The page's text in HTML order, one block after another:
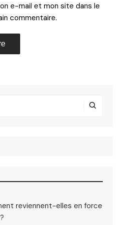
e-mail et mon site dans le
commentaire.
reviennent-elles en force